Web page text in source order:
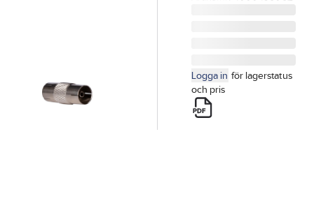
Logga in för lagerstatus
och pris